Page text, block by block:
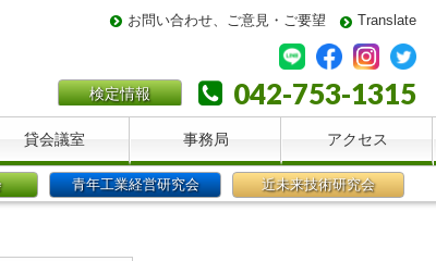
お問い合わせ、ご意見・ご要望 Translate
検定情報 042-753-1315
貸会議室 事務局 アクセス
青年工業経営研究会 近未来技術研究会